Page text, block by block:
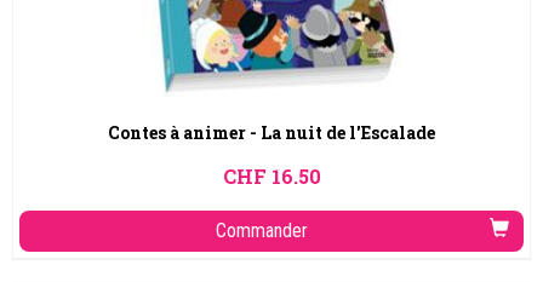
Contes à animer - La nuit de l'Escalade
CHF 16.50
Commander